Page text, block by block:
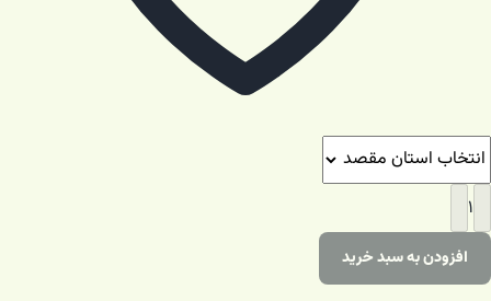
۱
افزودن به سبد خرید